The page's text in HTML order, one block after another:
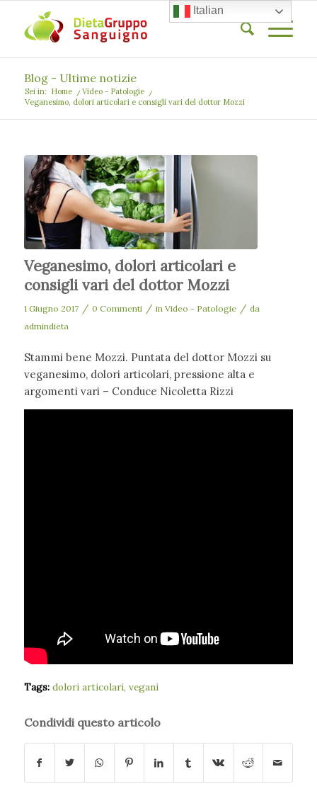
Blog - Ultime notizie
Sei in: Home / Video - Patologie
/
Veganesimo, dolori articolari e consigli vari del dottor Mozzi
Veganesimo, dolori articolari e
consigli vari del dottor Mozzi
1 Giugno 2017 / 0 Commenti / in Video - Patologie / da
admindieta
Stammi bene Mozzi. Puntata del dottor Mozzi su
veganesimo, dolori articolari, pressione alta e
argomenti vari – Conduce Nicoletta Rizzi
Tags: dolori articolari, vegani
Condividi questo articolo
Italian